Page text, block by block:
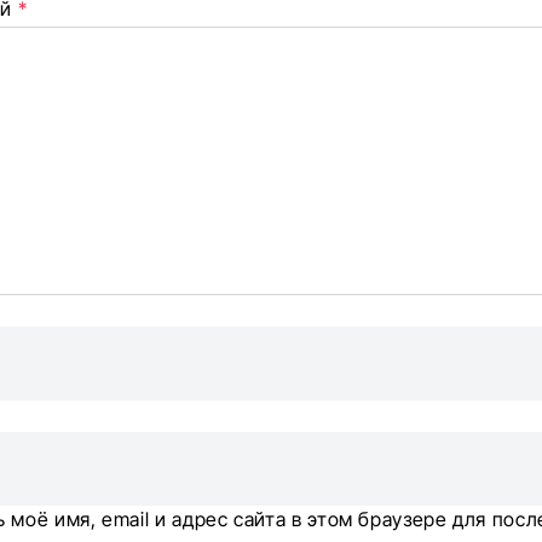
*
моё имя, email и адрес сайта в этом браузере для